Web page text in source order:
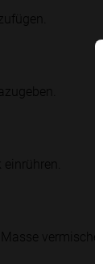
vermischen.